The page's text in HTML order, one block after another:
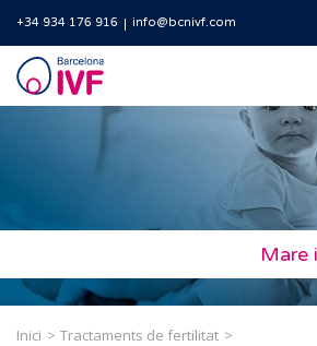
+34 934 176 916 info@bcnivf.com
Barcelona
IVF
Mare
Inici
Tractaments de fertilitat